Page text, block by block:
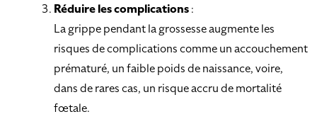
Réduire les complications:
La grippe pendant la grossesse augmente les
risques de complications comme un accouchement
prématuré, un faible poids de naissance, voire,
dans de rares cas, un risque accru de mortalité
fœtale.